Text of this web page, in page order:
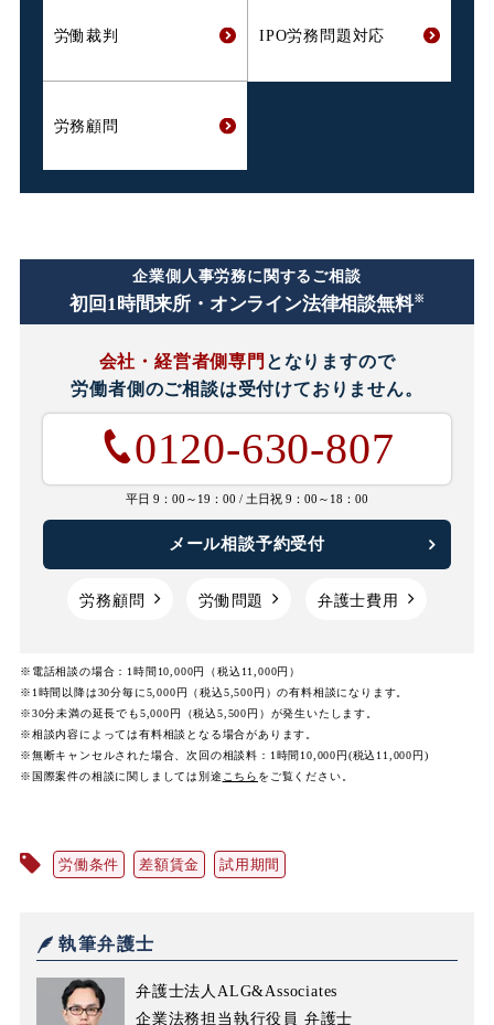
労働裁判 IPO労務問題対応
労務顧問
企業側人事労務に関するご相談
初回1時間来所・オンライン法律相談無料※
会社・経営者側専門 となりますので
労働者側のご相談は受付けておりません。
0120-630-807
平日 9：00～19：00 / 土日祝 9：00～18：00
メール相談予約受付
労務顧問 労働問題 弁護士費用
※電話相談の場合：1時間10,000円（税込11,000円）
※1時間以降は30分毎に5,000円（税込5,500円）の有料相談になります。
※30分未満の延長でも5,000円（税込5,500円）が発生いたします。
※相談内容によっては有料相談となる場合があります。
※無断キャンセルされた場合、次回の相談料：1時間10,000円(税込11,000円)
※国際案件の相談に関しましては 別途 こちら をご覧ください。
労働条件 差額賃金 試用期間
執筆弁護士
弁護士法人ALG&Associates
企業法務担当執行役員 弁護士